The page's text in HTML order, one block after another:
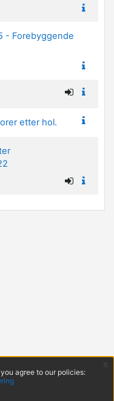
- Forebyggende
etter hol.
agree to our policies:
x